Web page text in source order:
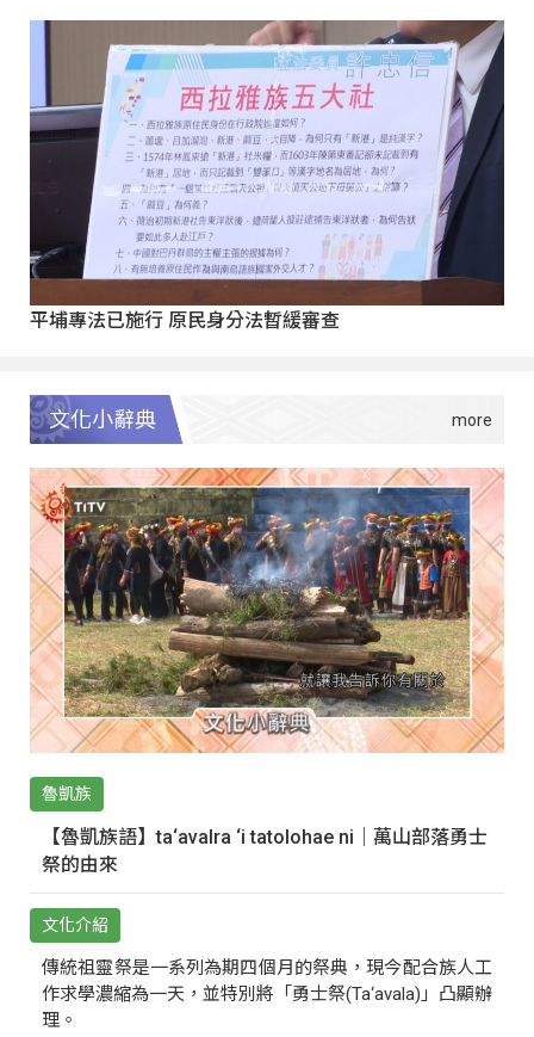
平埔專法已施行 原民身分法暫緩審查
文化小辭典
魯凱族
【魯凱族語】ta‘avalra ‘i tatolohae ni｜萬山部落勇士
祭的由來
文化介紹
傳統祖靈祭是一系列為期四個月的祭典，現今配合族人工
作求學濃縮為一天，並特別將「勇士祭(Ta‘avala)」凸顯辦
理。